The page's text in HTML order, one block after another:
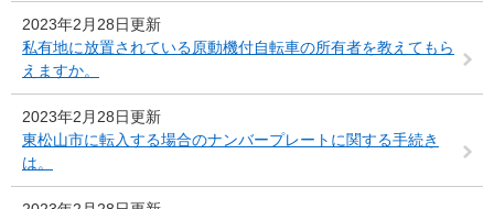
2023年2月28日更新
私有地に放置されている原動機付自転車の所有者を教えてもら
えますか。
2023年2月28日更新
東松山市に転入する場合のナンバープレートに関する手続き
は。